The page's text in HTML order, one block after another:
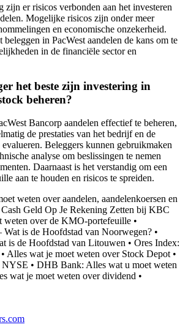
zijn er risicos verbonden aan het investeren
Mogelijke risicos zijn onder meer
en economische onzekerheid.
in PacWest aandelen de kans om te
in de financiële sector en
het beste zijn investering in
beheren?
Bancorp aandelen effectief te beheren,
de prestaties van het bedrijf en de
Beleggers kunnen gebruikmaken
analyse om beslissingen te nemen
Daarnaast is het verstandig om een
aan te houden en risicos te spreiden.
weten over aandelen, aandelenkoersen en
Geld Op Je Rekening Zetten bij KBC
weten over de KMO-portefeuille •
is de Hoofdstad van Noorwegen? •
is de Hoofdstad van Litouwen • Ores Index:
• Alles wat je moet weten over Stock Depot•
NYSE • DHB Bank: Alles wat u moet weten
wat je moet weten over dividend •